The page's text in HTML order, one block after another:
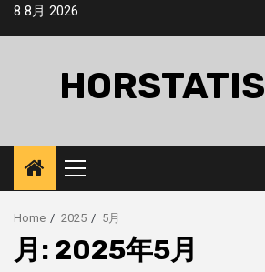
Skip8 8月 2026
Primary
Menu
Home 2025 5月
月: 2025年5月